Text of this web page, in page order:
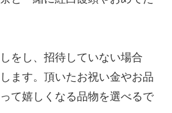
をし、招待していない場合
ます。頂いたお祝い金やお品
て嬉しくなる品物を選べるで